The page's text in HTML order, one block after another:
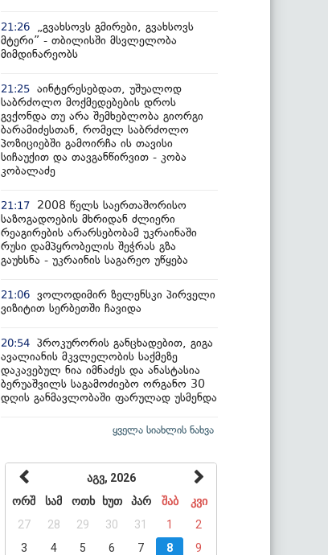
21:26
„გვახსოვს გმირები, გვახსოვს
მტერი” - თბილისში მსვლელობა
მიმდინარეობს
21:25 აინტერესებდათ, უშუალოდ
საბრძოლო მოქმედებების დროს
გვქონდა თუ არა შემხებლობა გიორგი
ბარამიძესთან, რომელ საბრძოლო
პოზიციებში გამოირჩა ის თავისი
სიჩაუქით და თავგანწირვით - კობა
კობალაძე
21:17
2008 წელს საერთაშორისო
საზოგადოების მხრიდან ძლიერი
რეაგირების არარსებობამ უკრაინაში
რუსი დამპყრობელის შეჭრას გზა
გაუხსნა - უკრაინის საგარეო უწყება
21:06 ვოლოდიმირ ზელენსკი პირველი
ვიზიტით სერბეთში ჩავიდა
20:54 პროკურორის განცხადებით, გიგა
ავალიანის მკვლელობის საქმეზე
დაკავებულ ნია იმნაძეს და ანასტასია
ბერუაშვილს საგამოძიებო ორგანო 30
დღის განმავლობაში ფარულად უსმენდა
ყველა სიახლის ნახვა
აგვ, 2026
ორშ
სამ ოთხ ხუთ პარ შაბ
კვი
27
28 29 30 31 1
2
3
4 5 6 7 8
9